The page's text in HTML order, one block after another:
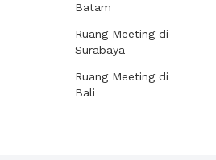
Batam
Ruang Meeting di
Surabaya
Ruang Meeting di
Bali